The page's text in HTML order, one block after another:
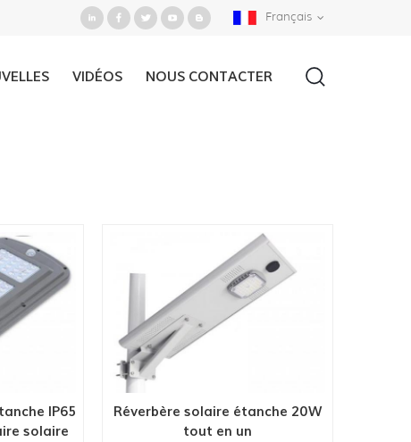
Français
VIDÉOS NOUS CONTACTER
IP65
solaire
Réverbère solaire étanche 20W
tout en un